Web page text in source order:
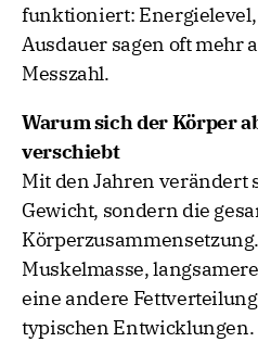
funktioniert:
Ausdauer sagen oft mehr
Messzahl.
Warum sich der Körper
verschiebt
Mit den Jahren verändert
Gewicht, sondern die
Muskelmasse,
eine andere
typischen